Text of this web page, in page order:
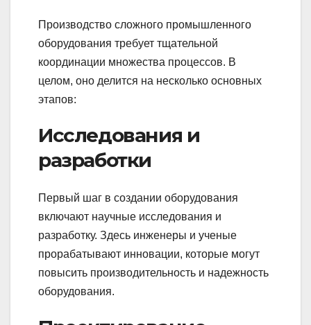
Производство сложного промышленного
оборудования требует тщательной
координации множества процессов. В
целом, оно делится на несколько основных
этапов:
Исследования и
разработки
Первый шаг в создании оборудования
включают научные исследования и
разработку. Здесь инженеры и ученые
прорабатывают инновации, которые могут
повысить производительность и надежность
оборудования.